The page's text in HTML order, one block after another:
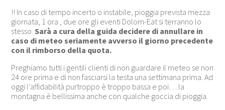
!! In caso di tempo incerto o instabile, pioggia prevista mezza
giornata, 1 ora , due ore gli eventi Dolom-Eat si terranno lo
stesso. Sarà a cura della guida decidere di annullare in
caso di meteo seriamente avverso il giorno precedente
con il rimborso della quota.
Preghiamo tutti i gentili clienti di non guardare il meteo se non
24 ore prima e di non fasciarsi la testa una settimana prima. Ad
oggi l’affidabilità purtroppo è troppo bassa e poi… la
montagna è bellissima anche con qualche goccia di pioggia.